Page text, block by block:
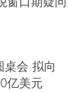
桌会 拟向
亿美元